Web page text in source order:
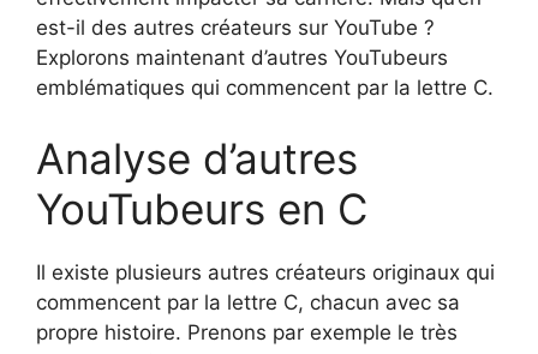
est-il des autres créateurs sur YouTube ?
Explorons maintenant d’autres YouTubeurs
emblématiques qui commencent par la lettre C.
Analyse d’autres
YouTubeurs en C
Il existe plusieurs autres créateurs originaux qui
commencent par la lettre C, chacun avec sa
propre histoire. Prenons par exemple le très